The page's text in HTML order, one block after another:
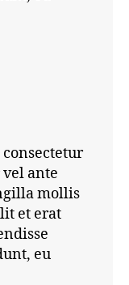
ante
mollis
et erat
eu